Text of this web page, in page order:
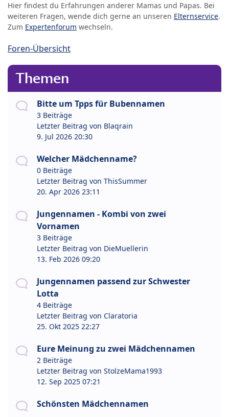
Hier findest du Erfahrungen anderer Mamas und Papas. Bei
weiteren Fragen, wende dich gerne an unseren Elternservice.
Zum Expertenforum wechseln.
Foren-Übersicht
Themen
Bitte um Tpps für Bubennamen
3 Beiträge
Letzter Beitrag von Blaqrain
9. Jul 2026 20:30
Welcher Mädchenname?
0 Beiträge
Letzter Beitrag von ThisSummer
20. Apr 2026 23:11
Jungennamen - Kombi von zwei
Vornamen
3 Beiträge
Letzter Beitrag von DieMuellerin
13. Feb 2026 09:20
Jungennamen passend zur Schwester
Lotta
4 Beiträge
Letzter Beitrag von Claratoria
25. Okt 2025 22:27
Eure Meinung zu zwei Mädchennamen
2 Beiträge
Letzter Beitrag von StolzeMama1993
12. Sep 2025 07:21
Schönsten Mädchennamen